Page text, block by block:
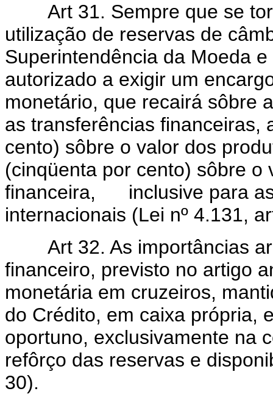
Art 31. Sempre que se
utilização de reservas de
Superintendência da Moeda
autorizado a exigir um
monetário, que recairá sôbre
as transferências financeiras,
cento) sôbre o valor dos
(cinqüenta por cento) sôbre
financeira, inclusive para as
internacionais (Lei nº 4.131,
Art 32. As importâncias
financeiro, previsto no artigo
monetária em cruzeiros,
do Crédito, em caixa própria,
oportuno, exclusivamente na
refôrço das reservas e
30).